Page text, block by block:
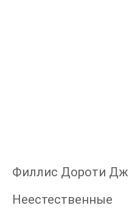
Филлис Дороти